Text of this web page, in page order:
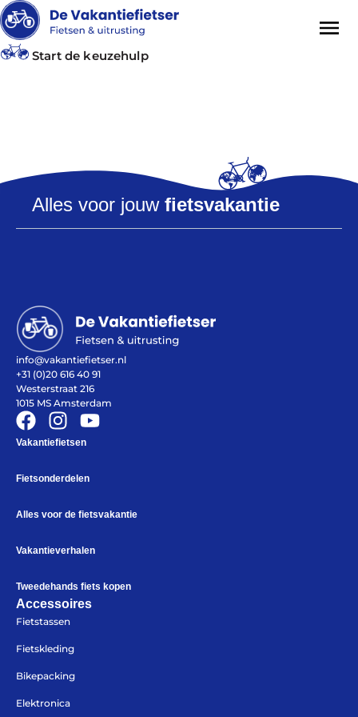
Vakantiefietsen
Intakelijst voor een vakantiefiets
Keuzehulp: Hoe kies je een vakantiefiets
Keuzehulp: Elektrische fiets
Merken
kiezenvan een fiets
Maak een afspraak
Contact
Start de keuzehulp
Alles voor jouw fietsvakantie
info@vakantiefietser.nl
+31 (0)20 616 40 91
Westerstraat 216
1015 MS Amsterdam
Vakantiefietsen
Fietsonderdelen
Alles voor de fietsvakantie
Vakantieverhalen
Tweedehands fiets kopen
Accessoires
Fietstassen
Fietskleding
Bikepacking
Elektronica